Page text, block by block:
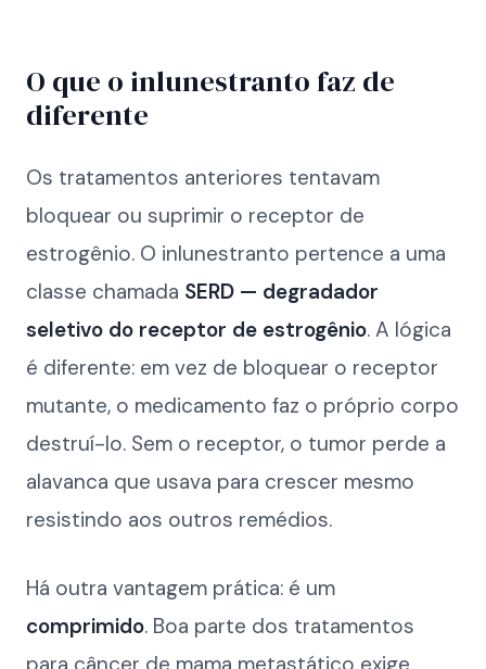
O que o inlunestranto faz de
diferente
Os tratamentos anteriores tentavam
bloquear ou suprimir o receptor de
estrogênio. O inlunestranto pertence a uma
classe chamada SERD — degradador
seletivo do receptor de estrogênio. A lógica
é diferente: em vez de bloquear o receptor
mutante, o medicamento faz o próprio corpo
destruí-lo. Sem o receptor, o tumor perde a
alavanca que usava para crescer mesmo
resistindo aos outros remédios.
Há outra vantagem prática: é um
comprimido. Boa parte dos tratamentos